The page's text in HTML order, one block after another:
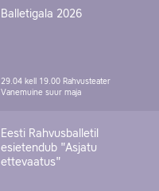
Balletigala 2026
29.04 kell 19.00 Rahvusteater
Vanemuine suur maja
Eesti Rahvusballetil
esietendub "Asjatu
ettevaatus"